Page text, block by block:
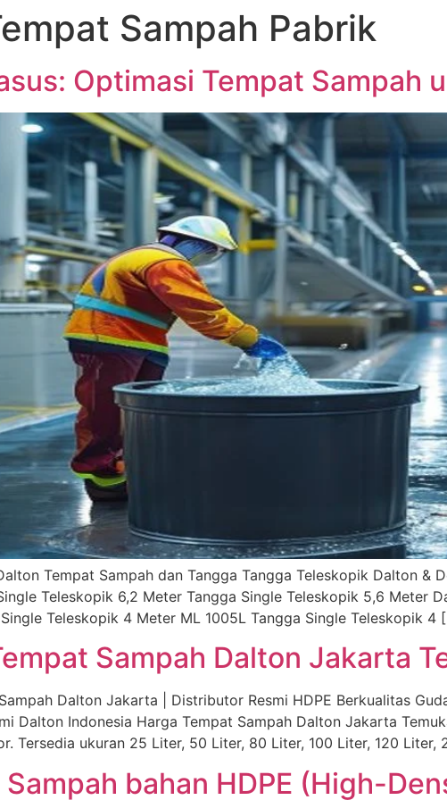
Sampah Pabrik
Optimasi Tempat Sampah
Tempat Sampah dan Tangga Tangga Teleskopik Dalton &
Teleskopik 6,2 Meter Tangga Single Teleskopik 5,6 Meter
Teleskopik 4 Meter ML 1005L Tangga Single Teleskopik 4
Sampah Dalton Jakarta
Dalton Jakarta | Distributor Resmi HDPE Berkualitas
Dalton Indonesia Harga Tempat Sampah Dalton Jakarta
Tersedia ukuran 25 Liter, 50 Liter, 80 Liter, 100 Liter, 120
bahan HDPE (High-